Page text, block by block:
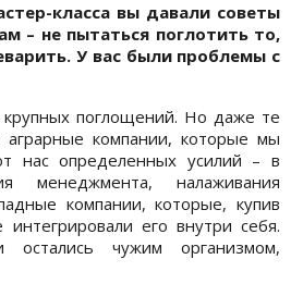
класса вы давали советы
– не пытаться поглотить то,
У вас были проблемы с
поглощений. Но даже те
компании, которые мы
нас определенных усилий – в
менеджмента, налаживания
компании, которые, купив
его внутри себя.
остались чужим организмом,